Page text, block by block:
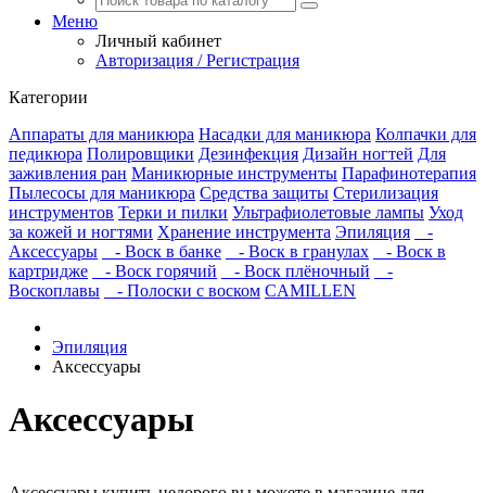
Меню
Личный кабинет
Авторизация / Регистрация
Категории
Аппараты для маникюра Насадки для маникюра Колпачки для
педикюра Полировщики Дезинфекция Дизайн ногтей Для
заживления ран Маникюрные инструменты Парафинотерапия
Пылесосы для маникюра Средства защиты Стерилизация
инструментов Терки и пилки Ультрафиолетовые лампы Уход
за кожей и ногтями Хранение инструмента Эпиляция
-
Аксессуары
- Воск в банке - Воск в гранулах
- Воск в
картридже
- Воск горячий - Воск плёночный
-
Воскоплавы
- Полоски с воском CAMILLEN
Эпиляция
Аксессуары
Аксессуары